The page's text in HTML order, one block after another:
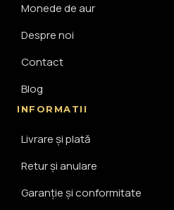
Monede de aur
Despre noi
Contact
Blog
INFORMATII
Livrare și plată
Retur și anulare
Garanție și conformitate